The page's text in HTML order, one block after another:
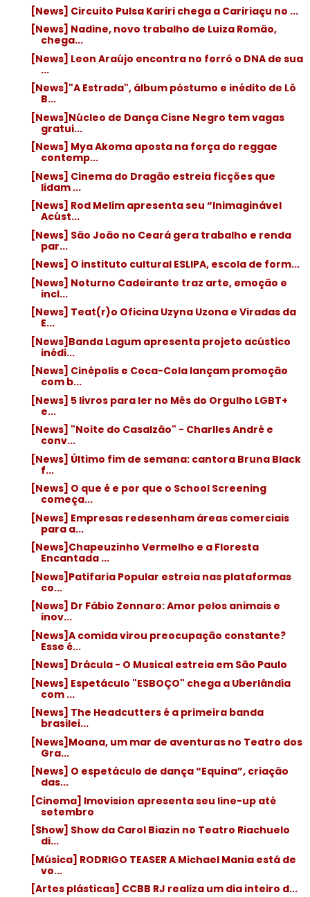
[News] Circuito Pulsa Kariri chega a Caririaçu no ...
[News] Nadine, novo trabalho de Luiza Romão,
chega...
[News] Leon Araújo encontra no forró o DNA de sua
...
[News]"A Estrada", álbum póstumo e inédito de Lô
B...
[News]Núcleo de Dança Cisne Negro tem vagas
gratui...
[News] Mya Akoma aposta na força do reggae
contemp...
[News] Cinema do Dragão estreia ficções que
lidam ...
[News] Rod Melim apresenta seu “Inimaginável
Acúst...
[News] São João no Ceará gera trabalho e renda
par...
[News] O instituto cultural ESLIPA, escola de form...
[News] Noturno Cadeirante traz arte, emoção e
incl...
[News] Teat(r)o Oficina Uzyna Uzona e Viradas da
E...
[News]Banda Lagum apresenta projeto acústico
inédi...
[News] Cinépolis e Coca-Cola lançam promoção
com b...
[News] 5 livros para ler no Mês do Orgulho LGBT+
e...
[News] "Noite do Casalzão" - Charlles André e
conv...
[News] Último fim de semana: cantora Bruna Black
f...
[News] O que é e por que o School Screening
começa...
[News] Empresas redesenham áreas comerciais
para a...
[News]Chapeuzinho Vermelho e a Floresta
Encantada ...
[News]Patifaria Popular estreia nas plataformas
co...
[News] Dr Fábio Zennaro: Amor pelos animais e
inov...
[News]A comida virou preocupação constante?
Esse é...
[News] Drácula - O Musical estreia em São Paulo
[News] Espetáculo "ESBOÇO" chega a Uberlândia
com ...
[News] The Headcutters é a primeira banda
brasilei...
[News]Moana, um mar de aventuras no Teatro dos
Gra...
[News] O espetáculo de dança “Equina”, criação
das...
[Cinema] Imovision apresenta seu line-up até
setembro
[Show] Show da Carol Biazin no Teatro Riachuelo
di...
[Música] RODRIGO TEASER A Michael Mania está de
vo...
[Artes plásticas] CCBB RJ realiza um dia inteiro d...